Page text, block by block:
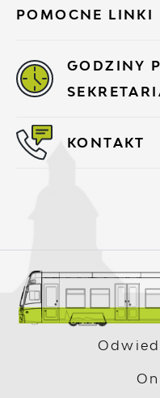
POMOCNE LINKI
GODZINY
KONTAKT